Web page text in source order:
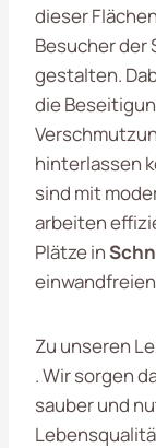
dieser
Besucher der
gestalten.
die
hinterlassen
sind mit
arbeiten
Plätze in
Zu unseren
. Wir sorgen
sauber und